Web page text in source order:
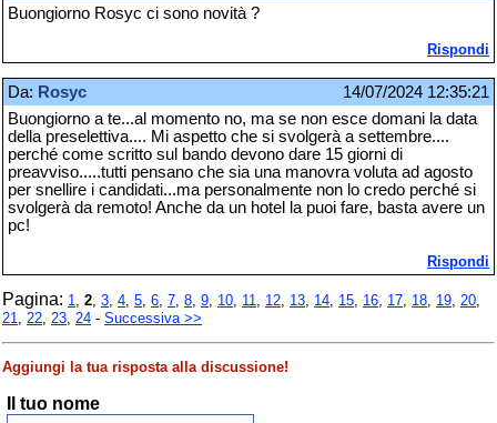
Buongiorno Rosyc ci sono novità ?
Rispondi
Da: Rosyc
14/07/2024 12:35:21
Buongiorno a te...al momento no, ma se non esce domani la data
della preselettiva.... Mi aspetto che si svolgerà a settembre....
perché come scritto sul bando devono dare 15 giorni di
preavviso.....tutti pensano che sia una manovra voluta ad agosto
per snellire i candidati...ma personalmente non lo credo perché si
svolgerà da remoto! Anche da un hotel la puoi fare, basta avere un
pc!
Rispondi
Pagina: 1, 2, 3, 4, 5, 6, 7, 8, 9, 10, 11, 12, 13, 14, 15, 16, 17, 18, 19, 20,
21, 22, 23, 24 - Successiva >>
Aggiungi la tua risposta alla discussione!
Il tuo nome